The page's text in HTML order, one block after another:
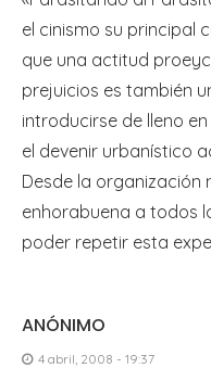
el cinismo su principal
que una actitud
prejuicios es también
introducirse de lleno
el devenir urbanístico
Desde la organización
enhorabuena a todos
poder repetir esta
ANÓNIMO
4 abril, 2008 - 19:37